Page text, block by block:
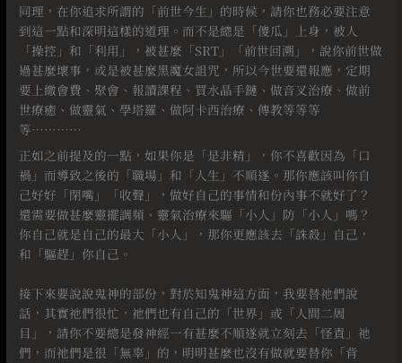
同理，在你追求所謂的「前世今生」的時候，請你也務必要注意
到這一點和深明這樣的道理。而不是總是「傻瓜」上身，被人
「操控」和「利用」，被甚麼「SRT」「前世回溯」，說你前世做
過甚麼壞事，或是被甚麼黑魔女詛咒，所以今世要還報應，定期
要上繳會費、聚會、報讀課程、買水晶手鏈、做音叉治療、做前
世療癒、做靈氣、學塔羅、做阿卡西治療、傳教等等等
等…………⠀
正如之前提及的一點，如果你是「是非精」，你不喜歡因為「口
禍」而導致之後的「職場」和「人生」不順遂。那你應該叫你自
己好好「閉嘴」「收聲」，做好自己的事情和份內事不就好了？
還需要做甚麼靈擺調頻、靈氣治療來驅「小人」防「小人」嗎？
你自己就是自己的最大「小人」，那你更應該去「誅殺」自己，
和「驅趕」你自己。
接下來要說說鬼神的部份，對於知鬼神這方面，我要替祂們說
話，其實祂們很忙，祂們也有自己的「世界」或「人間二周
目」，請你不要總是發神經一有甚麼不順遂就立刻去「怪責」祂
們，而祂們是很「無辜」的，明明甚麼也沒有做就要替你「背